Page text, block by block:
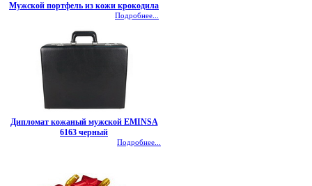
Мужской портфель из кожи крокодила
Подробнее...
Дипломат кожаный мужской EMINSA
6163 черный
Подробнее...